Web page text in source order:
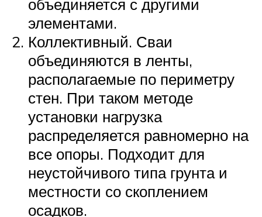
объединяется с другими
элементами.
Коллективный. Сваи
объединяются в ленты,
располагаемые по периметру
стен. При таком методе
установки нагрузка
распределяется равномерно на
все опоры. Подходит для
неустойчивого типа грунта и
местности со скоплением
осадков.